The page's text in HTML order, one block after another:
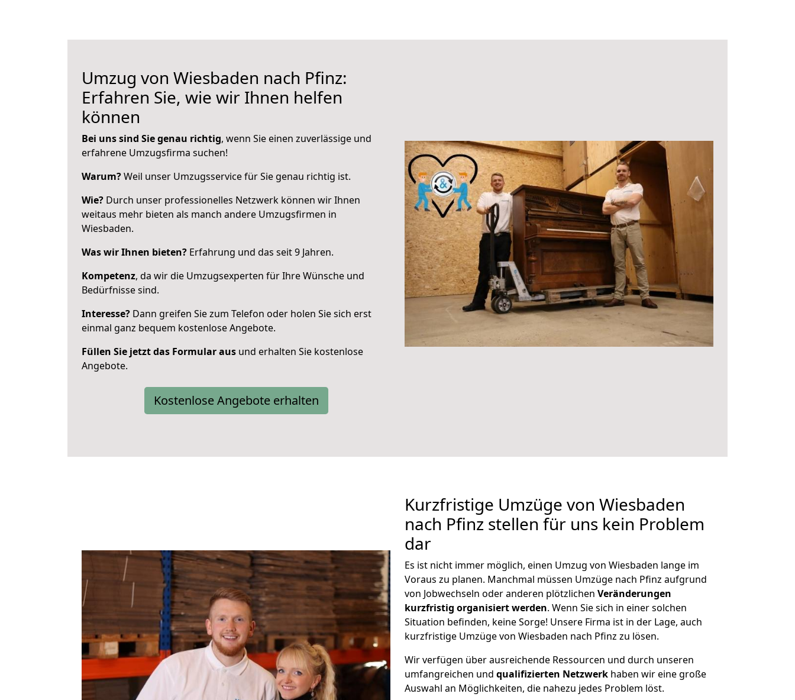
Umzug von Wiesbaden nach Pfinz:
Erfahren Sie, wie wir Ihnen helfen
können
Bei uns sind Sie genau richtig, wenn Sie einen zuverlässige und
erfahrene Umzugsfirma suchen!
Warum?Weil unser Umzugsservice für Sie genau richtig ist.
Wie? Durch unser professionelles Netzwerk können wir Ihnen
weitaus mehr bieten als manch andere Umzugsfirmen in
Wiesbaden.
Was wir Ihnen bieten? Erfahrung und das seit 9 Jahren.
Kompetenz, da wir die Umzugsexperten für Ihre Wünsche und
Bedürfnisse sind.
Interesse? Dann greifen Sie zum Telefon oder holen Sie sich erst
einmal ganz bequem kostenlose Angebote.
Füllen Sie jetzt das Formular aus und erhalten Sie kostenlose
Angebote.
Kostenlose Angebote erhalten
Kurzfristige Umzüge von Wiesbaden
nach Pfinz stellen für uns kein Problem
dar
Es ist nicht immer möglich, einen Umzug von Wiesbaden lange im
Voraus zu planen. Manchmal müssen Umzüge nach Pfinz aufgrund
von Jobwechseln oder anderen plötzlichen Veränderungen
kurzfristig organisiert werden. Wenn Sie sich in einer solchen
Situation befinden, keine Sorge! Unsere Firma ist in der Lage, auch
kurzfristige Umzüge von Wiesbaden nach Pfinz zu lösen.
Wir verfügen über ausreichende Ressourcen und durch unseren
umfangreichen und qualifizierten Netzwerk haben wir eine große
Auswahl an Möglichkeiten, die nahezu jedes Problem löst.